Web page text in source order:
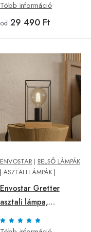
Több információ
od 29 490 Ft
ENVOSTAR| BELSŐ LÁMPÁK
| ASZTALI LÁMPÁK|
Envostar Gretter
asztali lámpa,
fém/tölgy